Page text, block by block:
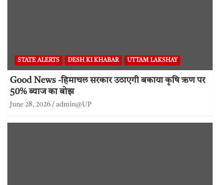
STATE ALERTS DESH KI KHABAR UTTAM LAKSHAY
Good News -हिमाचल सरकार उठाएगी बकाया कृषि ऋण पर
50% ब्याज का बोझ
June 28, 2026 admin@UP